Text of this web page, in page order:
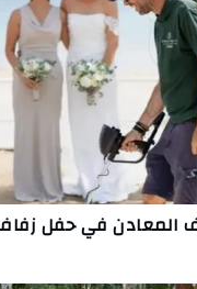
المعادن في حفل